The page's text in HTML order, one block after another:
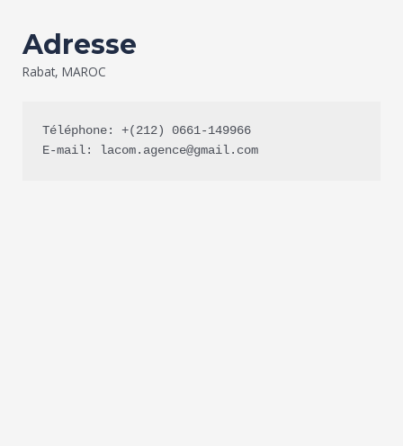
Adresse
Rabat, MAROC
Téléphone: +(212) 0661-149966
E-mail: lacom.agence@gmail.com